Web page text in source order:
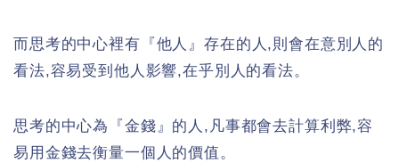
而思考的中心裡有『他人』存在的人,則會在意別人的
看法,容易受到他人影響,在乎別人的看法。
思考的中心為『金錢』的人,凡事都會去計算利弊,容
易用金錢去衡量一個人的價值。